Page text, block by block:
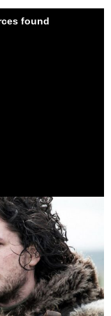
found